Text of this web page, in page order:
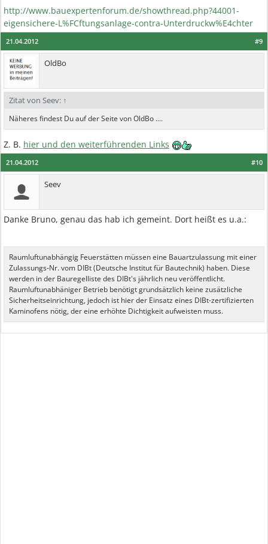
http://www.bauexpertenforum.de/showthread.php?44001-
eigensichere-L%FCftungsanlage-contra-Unterdruckw%E4chter
#9
21.04.2012
OldBo
Zitat von Seev: ↑
Näheres findest Du auf der Seite von OldBo ....
Z. B. hier und den weiterführenden Links
#10
21.04.2012
Seev
Danke Bruno, genau das hab ich gemeint. Dort heißt es u.a.:
Raumluftunabhängig Feuerstätten müssen eine Bauartzulassung mit einer
Zulassungs-Nr. vom DIBt (Deutsche Institut für Bautechnik) haben. Diese
werden in der Bauregelliste des DIBt's jährlich neu veröffentlicht.
Raumluftunabhäniger Betrieb benötigt grundsätzlich keine zusätzliche
Sicherheitseinrichtung, jedoch ist hier der Einsatz eines DIBt-zertifizierten
Kaminofens nötig, der eine erhöhte Dichtigkeit aufweisten muss.